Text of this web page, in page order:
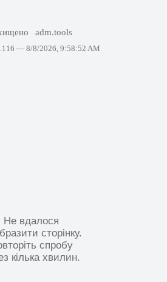
adm.tools
— 8/8/2026, 9:58:52 AM
Не вдалося
сторінку.
спробу
кілька хвилин.